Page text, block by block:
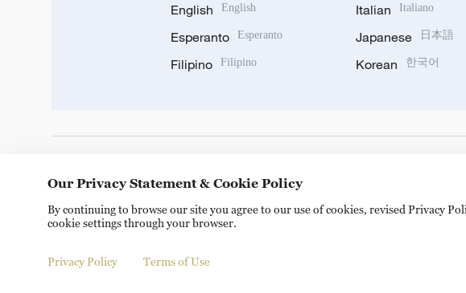
English English
Esperanto Esperanto
Filipino Filipino
Italian Italiano
Japanese 日本語
Korean 한국어
© China Radio International.CRI. All Rights Reserved. 16A Shijingshan Road,
Our Privacy Statement & Cookie Policy
By continuing to browse our site you agree to our use of cookies, revised Privacy
cookie settings through your browser.
Privacy Policy Terms of Use